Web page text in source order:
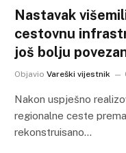
Nastavak
cestovnu
još bolju
Objavio Vareški vijestnik
Nakon uspješno
regionalne ceste
rekonstruisano…